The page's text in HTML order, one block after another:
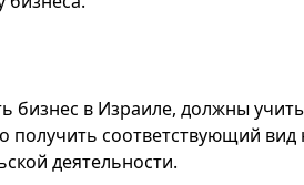
бизнес в Израиле, должны
соответствующий вид
деятельности.